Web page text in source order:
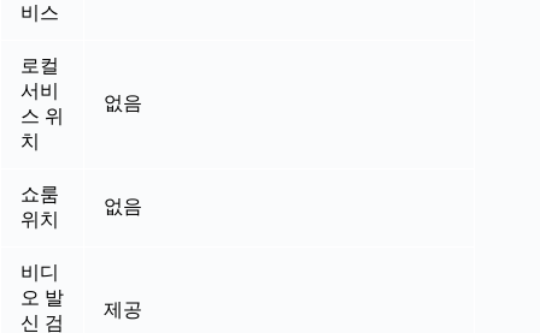
비스
로컬
서비
스 위
치
없음
쇼룸
위치
없음
비디
오 발
신 검
제공